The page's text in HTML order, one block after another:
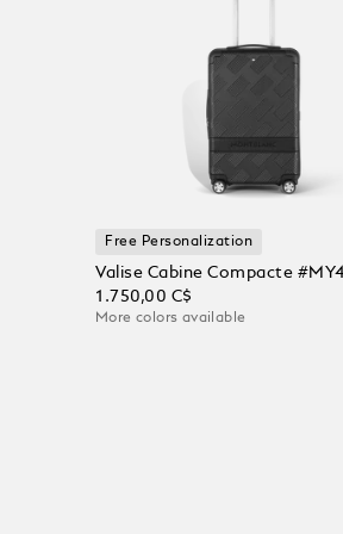
Free Personalization
Valise Cabine Compacte
1.750,00 C$
More colors available